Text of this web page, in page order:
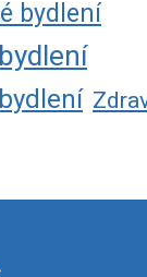
bydlení